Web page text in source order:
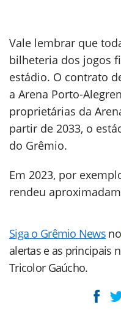
Vale lembrar que
bilheteria dos jogos
estádio. O contrato
a Arena Porto-
proprietárias da
partir de 2033, o
do Grêmio.
Em 2023, por
rendeu
Siga o Grêmio News no
alertas e as principais
Tricolor Gaúcho.